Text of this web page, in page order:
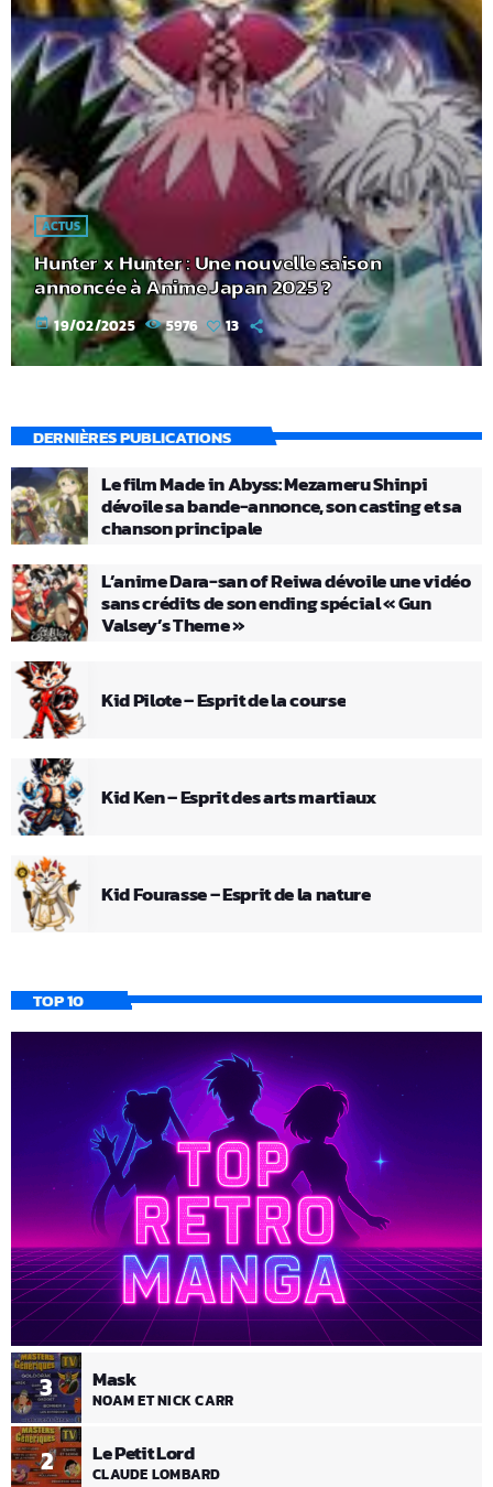
ACTUS
Hunter x Hunter : Une nouvelle saison
annoncée à Anime Japan 2025 ?
today 19/02/2025 5976 13
DERNIÈRES PUBLICATIONS
Le film Made in Abyss: Mezameru Shinpi
dévoile sa bande-annonce, son casting et sa
chanson principale
L’anime Dara-san of Reiwa dévoile une vidéo
sans crédits de son ending spécial « Gun
Valsey’s Theme »
Kid Pilote – Esprit de la course
Kid Ken – Esprit des arts martiaux
Kid Fourasse – Esprit de la nature
TOP 10
2 Le Petit Lord
CLAUDE LOMBARD
3 Mask
NOAM ET NICK CARR